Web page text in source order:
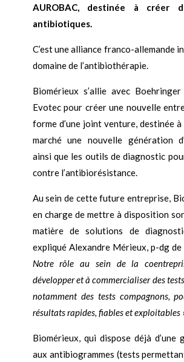
AUROBAC, destinée à créer
antibiotiques.
C’est une alliance franco-allemande
domaine de l’antibiothérapie.
Biomérieux s’allie avec
Evotec pour créer une nouvelle
forme d’une joint venture, destinée à
marché une nouvelle génération d
ainsi que les outils de diagnostic
contre l’antibiorésistance.
Au sein de cette future entreprise,
en charge de mettre à disposition
matière de solutions de
expliqué Alexandre Mérieux, p-dg de
Notre rôle au sein de la
développer et à commercialiser des
notamment des tests compagnons,
résultats rapides, fiables et exploitables
Biomérieux, qui dispose déjà d’une
aux antibiogrammes (tests